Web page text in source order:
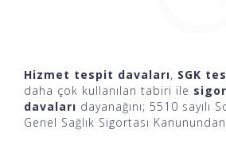
Hizmet tespit davaları, SGK
daha çok kullanılan tabiri ile
davaları dayanağını; 5510 sayılı
Genel Sağlık Sigortası